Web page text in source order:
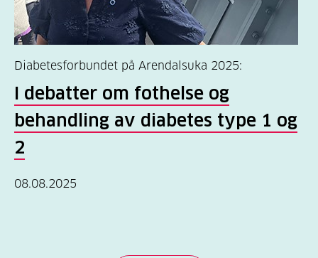
Diabetesforbundet på Arendalsuka 2025:
I debatter om fothelse og
behandling av diabetes type 1 og
2
08.08.2025